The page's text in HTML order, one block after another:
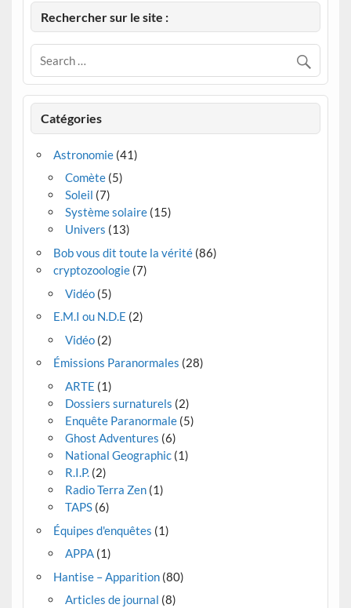
Rechercher sur le site :
Catégories
Astronomie(41)
Comète(5)
Soleil (7)
Système solaire(15)
Univers (13)
Bob vous dit toute la vérité(86)
cryptozoologie(7)
Vidéo(5)
E.M.I ou N.D.E (2)
Vidéo(2)
Émissions Paranormales (28)
ARTE (1)
Dossiers surnaturels (2)
Enquête Paranormale(5)
Ghost Adventures (6)
National Geographic(1)
R.I.P.(2)
Radio Terra Zen(1)
TAPS(6)
Équipes d'enquêtes (1)
APPA(1)
Hantise – Apparition(80)
Articles de journal (8)